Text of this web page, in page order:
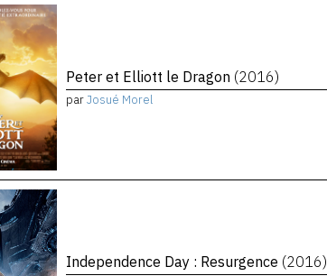
Peter et Elliott le Dragon (2016)
parJosué Morel
Independence Day : Resurgence (2016)